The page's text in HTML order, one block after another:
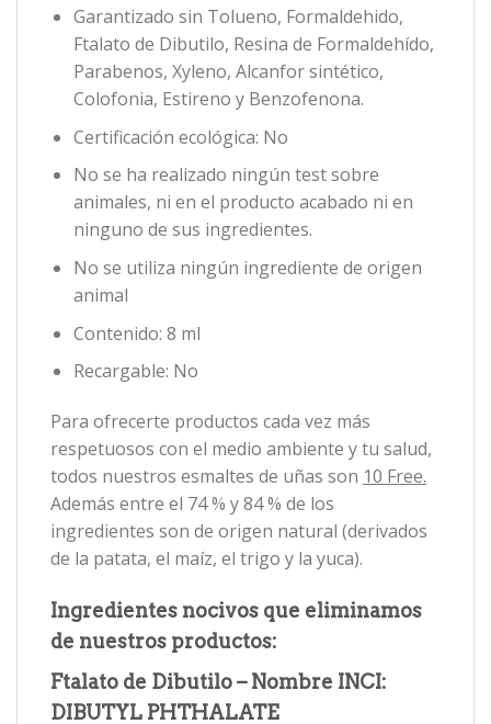
Garantizado sin Tolueno, Formaldehido,
Ftalato de Dibutilo, Resina de Formaldehído,
Parabenos, Xyleno, Alcanfor sintético,
Colofonia, Estireno y Benzofenona.
Certificación ecológica: No
No se ha realizado ningún test sobre
animales, ni en el producto acabado ni en
ninguno de sus ingredientes.
No se utiliza ningún ingrediente de origen
animal
Contenido: 8 ml
Recargable: No
Para ofrecerte productos cada vez más
respetuosos con el medio ambiente y tu salud,
todos nuestros esmaltes de uñas son 10 Free.
Además entre el 74 % y 84 % de los
ingredientes son de origen natural (derivados
de la patata, el maíz, el trigo y la yuca).
Ingredientes nocivos que eliminamos
de nuestros productos:
Ftalato de Dibutilo – Nombre INCI:
DIBUTYL PHTHALATE